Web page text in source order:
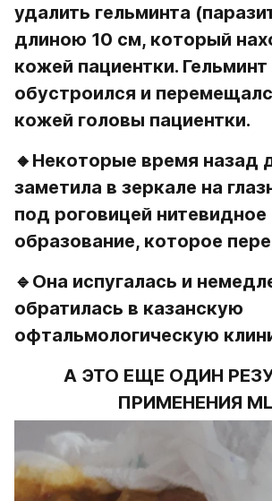
удалить гельминта
длиною 10 см, который
кожей пациентки.
обустроился и
кожей головы пациентки.
🔸Некоторые время назад
заметила в зеркале на
под роговицей нитевидное
образование, которое
🔹Она испугалась и
обратилась в казанскую
офтальмологическую
А ЭТО ЕЩЕ ОДИН
ПРИМЕНЕНИЯ